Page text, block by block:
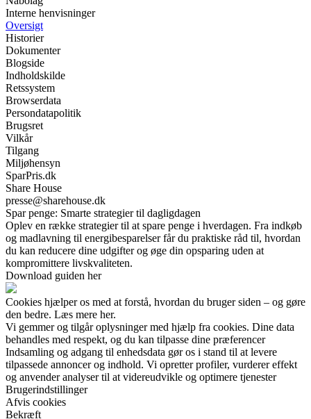
Interne henvisninger
Oversigt
Historier
Dokumenter
Blogside
Indholdskilde
Retssystem
Browserdata
Persondatapolitik
Brugsret
Vilkår
Tilgang
Miljøhensyn
SparPris.dk
Share House
presse@sharehouse.dk
Spar penge: Smarte strategier til dagligdagen
Oplev en række strategier til at spare penge i hverdagen. Fra indkøb
og madlavning til energibesparelser får du praktiske råd til, hvordan
du kan reducere dine udgifter og øge din opsparing uden at
kompromittere livskvaliteten.
Download guiden her
Cookies hjælper os med at forstå, hvordan du bruger siden – og gøre
den bedre. Læs mere her.
Vi gemmer og tilgår oplysninger med hjælp fra cookies. Dine data
behandles med respekt, og du kan tilpasse dine præferencer
Indsamling og adgang til enhedsdata gør os i stand til at levere
tilpassede annoncer og indhold. Vi opretter profiler, vurderer effekt
og anvender analyser til at videreudvikle og optimere tjenester
Brugerindstillinger
Afvis cookies
Bekræft